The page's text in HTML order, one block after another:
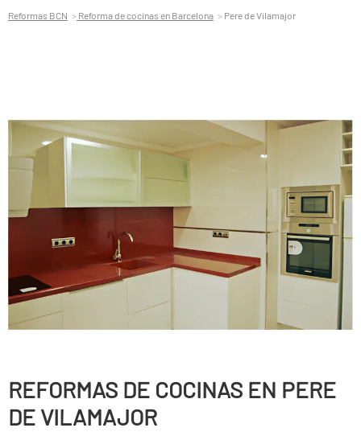
Reformas BCN Reforma de cocinas en Barcelona Pere de Vilamajor
REFORMAS DE COCINAS EN PERE
DE VILAMAJOR